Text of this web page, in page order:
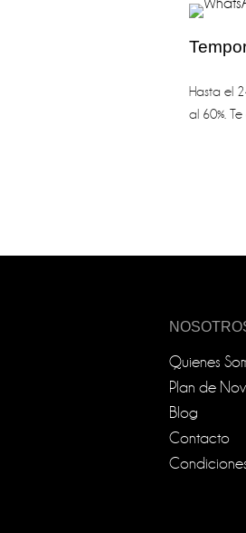
Hasta el
al 60%.
Quienes
Plan de
Blog
Contacto